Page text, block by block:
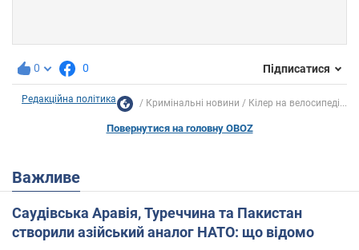
0 0 Підписатися
Редакційна політика Кримінальні новини Кілер на велосипеді...
Повернутися на головну OBOZ
Важливе
Саудівська Аравія, Туреччина та Пакистан
створили азійський аналог НАТО: що відомо